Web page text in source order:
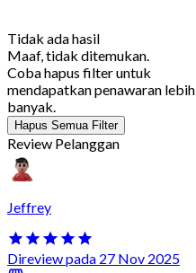
Tidak ada hasil
Maaf, tidak ditemukan.
Coba hapus filter untuk
mendapatkan penawaran lebih
banyak.
Hapus Semua Filter
Review Pelanggan
Jeffrey
Direview pada 27 Nov 2025